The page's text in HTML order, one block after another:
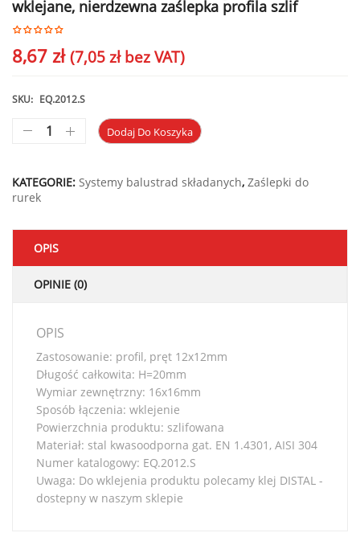
wklejane, nierdzewna zaślepka profila szlif
8,67 zł (7,05 złbez VAT)
SKU: EQ.2012.S
Dodaj Do Koszyka
KATEGORIE: Systemy balustrad składanych, Zaślepki do
rurek
OPIS
OPINIE (0)
OPIS
Zastosowanie: profil, pręt 12x12mm
Długość całkowita: H=20mm
Wymiar zewnętrzny: 16x16mm
Sposób łączenia: wklejenie
Powierzchnia produktu: szlifowana
Materiał: stal kwasoodporna gat. EN 1.4301, AISI 304
Numer katalogowy: EQ.2012.S
Uwaga: Do wklejenia produktu polecamy klej DISTAL -
dostepny w naszym sklepie